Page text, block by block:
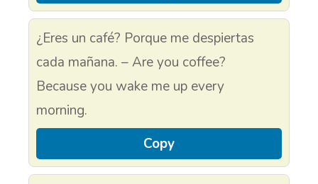
¿Eres un café? Porque me despiertas
cada mañana. – Are you coffee?
Because you wake me up every
morning.
Copy